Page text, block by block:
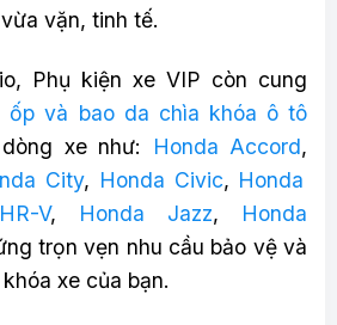
vặn, tinh tế.
Phụ kiện xe VIP còn cung
ốp và bao da chìa khóa ô tô
xe như: Honda Accord,
City, Honda Civic, Honda
V, Honda Jazz, Honda
trọn vẹn nhu cầu bảo vệ và
xe của bạn.